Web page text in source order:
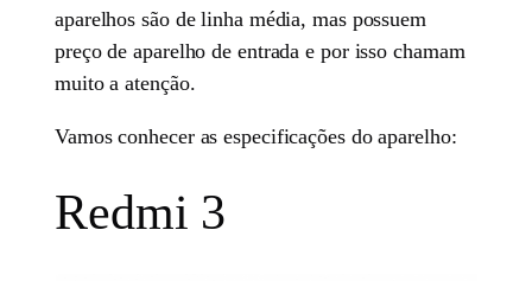
aparelhos são de linha média, mas possuem
preço de aparelho de entrada e por isso chamam
muito a atenção.
Vamos conhecer as especificações do aparelho:
Redmi 3